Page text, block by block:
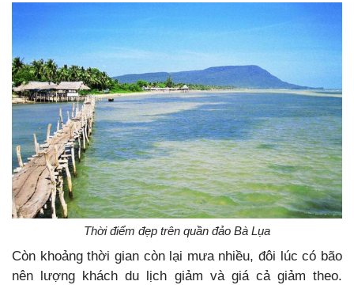
Thời điểm đẹp trên quần đảo Bà Lụa
Còn khoảng thời gian còn lại mưa nhiều, đôi lúc có bão
nên lượng khách du lịch giảm và giá cả giảm theo.